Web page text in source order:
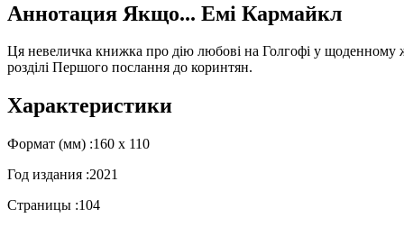
Аннотация Якщо... Емі Кармайкл
Ця невеличка книжка про дію любові на Голгофі у
розділі Першого послання до коринтян.
Характеристики
Формат (мм) :160 х 110
Год издания :2021
Страницы :104